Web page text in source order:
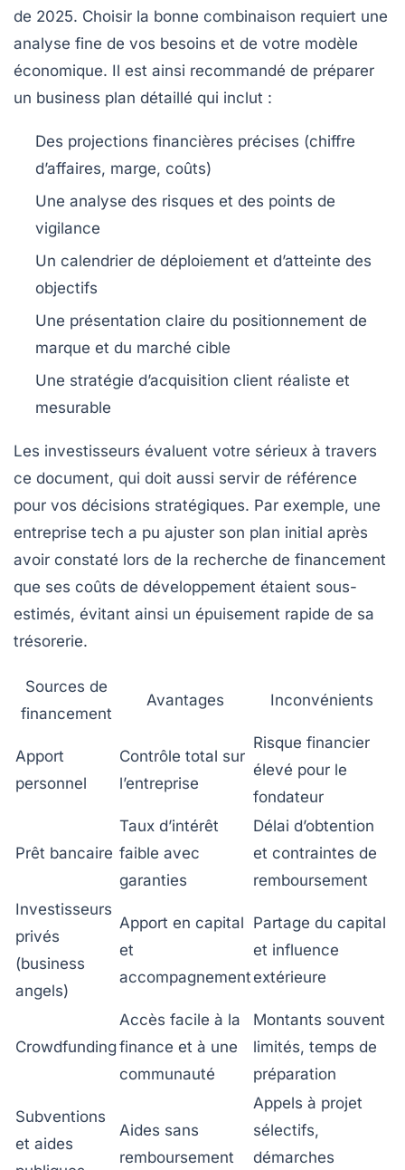
de 2025. Choisir la bonne combinaison requiert une
analyse fine de vos besoins et de votre modèle
économique. Il est ainsi recommandé de préparer
un business plan détaillé qui inclut :
Des projections financières précises (chiffre
d’affaires, marge, coûts)
Une analyse des risques et des points de
vigilance
Un calendrier de déploiement et d’atteinte des
objectifs
Une présentation claire du positionnement de
marque et du marché cible
Une stratégie d’acquisition client réaliste et
mesurable
Les investisseurs évaluent votre sérieux à travers
ce document, qui doit aussi servir de référence
pour vos décisions stratégiques. Par exemple, une
entreprise tech a pu ajuster son plan initial après
avoir constaté lors de la recherche de financement
que ses coûts de développement étaient sous-
estimés, évitant ainsi un épuisement rapide de sa
trésorerie.
Sources de
financement
Avantages Inconvénients
Apport
personnel
Contrôle total sur
l’entreprise
Risque financier
élevé pour le
fondateur
Prêt bancaire
Taux d’intérêt
faible avec
garanties
Délai d’obtention
et contraintes de
remboursement
Investisseurs
privés
(business
angels)
Apport en capital
et
accompagnement
Partage du capital
et influence
extérieure
Crowdfunding
Accès facile à la
finance et à une
communauté
Montants souvent
limités, temps de
préparation
Subventions
et aides
Aides sans
remboursement
Appels à projet
sélectifs,
démarches